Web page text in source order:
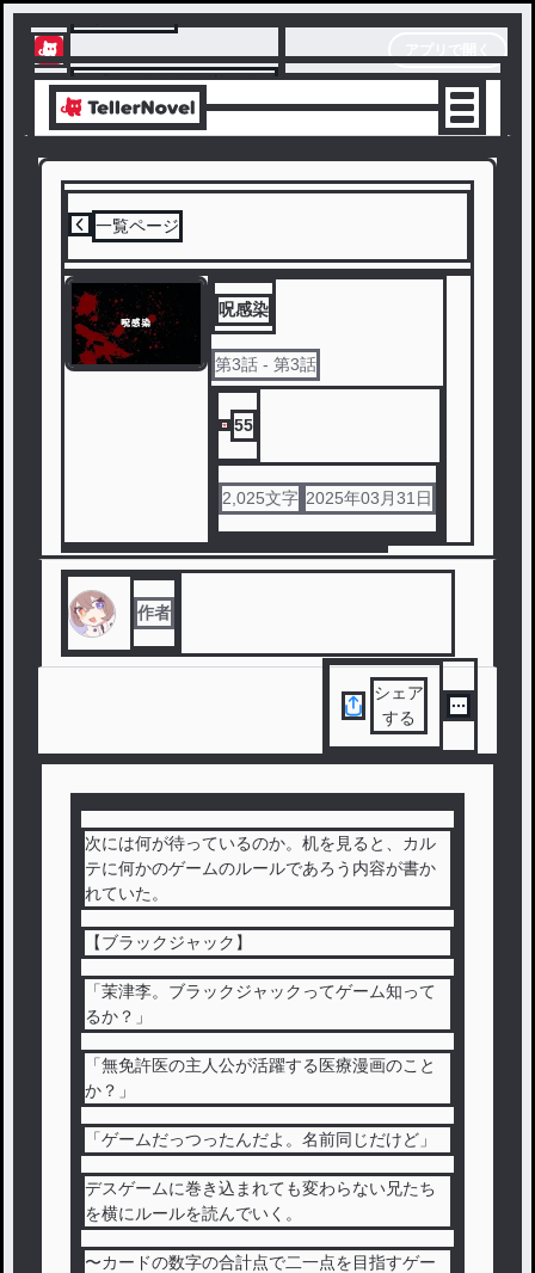
テラーノベル
アプリでサクサク楽しめる
一覧ページ
呪感染
第3話 - 第3話
55
2,025文字 2025年03月31日
#デスゲーム #トランプゲーム #第4回テノコン
作者
シェア
する
次には何が待っているのか。机を見ると、カル
テに何かのゲームのルールであろう内容が書か
れていた。
【ブラックジャック】
「茉津李。ブラックジャックってゲーム知って
るか？」
「無免許医の主人公が活躍する医療漫画のこと
か？」
「ゲームだっつったんだよ。名前同じだけど」
デスゲームに巻き込まれても変わらない兄たち
を横にルールを読んでいく。
〜カードの数字の合計点で二一点を目指すゲー